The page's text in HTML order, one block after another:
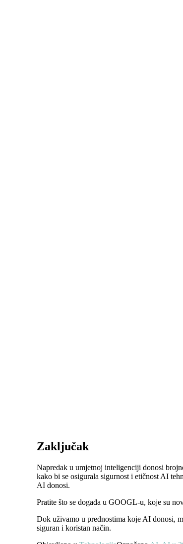
Zaključak
Napredak u umjetnoj inteligenciji donosi
kako bi se osigurala sigurnost i etičnost AI
AI donosi.
Pratite što se događa u GOOGL-u, koje su
Dok uživamo u prednostima koje AI donosi,
siguran i koristan način.